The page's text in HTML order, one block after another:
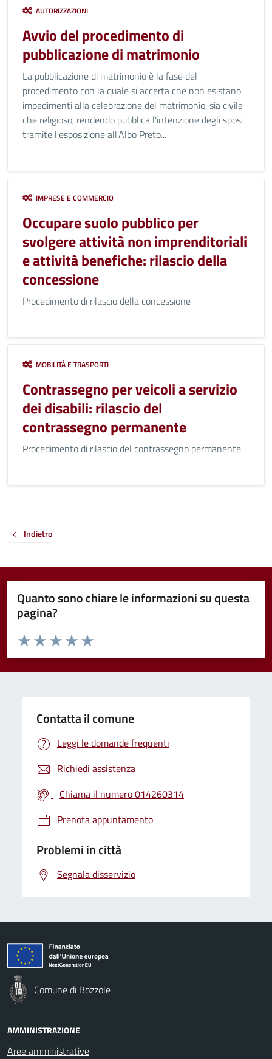
AUTORIZZAZIONI
Avvio del procedimento di
pubblicazione di matrimonio
La pubblicazione di matrimonio è la fase del
procedimento con la quale si accerta che non esistano
impedimenti alla celebrazione del matrimonio, sia civile
che religioso, rendendo pubblica l'intenzione degli sposi
tramite l'esposizione all'Albo Preto...
IMPRESE E COMMERCIO
Occupare suolo pubblico per
svolgere attività non imprenditoriali
e attività benefiche: rilascio della
concessione
Procedimento di rilascio della concessione
MOBILITÀ E TRASPORTI
Contrassegno per veicoli a servizio
dei disabili: rilascio del
contrassegno permanente
Procedimento di rilascio del contrassegno permanente
Indietro
Quanto sono chiare le informazioni su questa
pagina?
Valuta da 1 a 5 stelle la pagina
Valuta 5 stelle su 5
Valuta 4 stelle su 5
Valuta 3 stelle su 5
Valuta 2 stelle su 5
Valuta 1 stelle su 5
Contatta il comune
Leggi le domande frequenti
Richiedi assistenza
Chiama il numero 014260314
Prenota appuntamento
Problemi in città
Segnala disservizio
Comune di Bozzole
AMMINISTRAZIONE
Aree amministrative